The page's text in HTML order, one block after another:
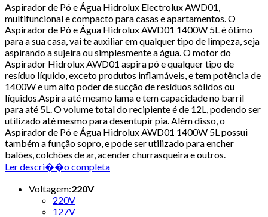
Aspirador de Pó e Água Hidrolux Electrolux AWD01,
multifuncional e compacto para casas e apartamentos. O
Aspirador de Pó e Água Hidrolux AWD01 1400W 5L é ótimo
para a sua casa, vai te auxiliar em qualquer tipo de limpeza, seja
aspirando a sujeira ou simplesmente a água. O motor do
Aspirador Hidrolux AWD01 aspira pó e qualquer tipo de
resíduo líquido, exceto produtos inflamáveis, e tem potência de
1400W e um alto poder de sucção de resíduos sólidos ou
líquidos.Aspira até mesmo lama e tem capacidade no barril
para até 5L. O volume total do recipiente é de 12L, podendo ser
utilizado até mesmo para desentupir pia. Além disso, o
Aspirador de Pó e Água Hidrolux AWD01 1400W 5L possui
também a função sopro, e pode ser utilizado para encher
balões, colchões de ar, acender churrasqueira e outros.
Ler descri��o completa
Voltagem:220V
220V
127V